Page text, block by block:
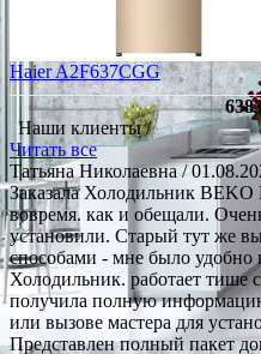
Haier A2F637CGG
Наши клиенты /
Читать все
Татьяна Николаевна/
Заказала Холодильник
вовремя. как и обещали.
установили. Старый тут же
способами - мне было
Холодильник. работает тише
получила полную
или вызове мастера для
Представлен полный пакет